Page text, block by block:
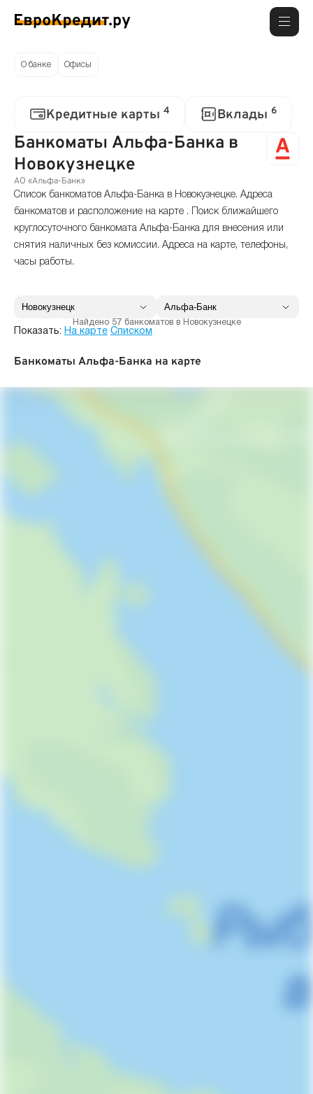
О банке Офисы
Кредитные карты 4 Вклады 6
Банкоматы Альфа-Банка в
Новокузнецке
АО «Альфа-Банк»
Список банкоматов Альфа-Банка в Новокузнецке. Адреса
банкоматов и расположение на карте . Поиск ближайшего
круглосуточного банкомата Альфа-Банка для внесения или
снятия наличных без комиссии. Адреса на карте, телефоны,
часы работы.
Найдено 57 банкоматов в Новокузнецке
Показать: На карте Списком
Банкоматы Альфа-Банка на карте